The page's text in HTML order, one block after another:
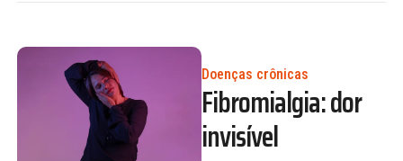
Doenças crônicas
Fibromialgia: dor
invisível